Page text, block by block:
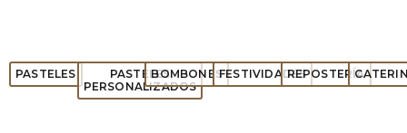
PASTELES
PASTELES
PERSONALIZADOS
BOMBONESFESTIVIDADESREPOSTERÍA